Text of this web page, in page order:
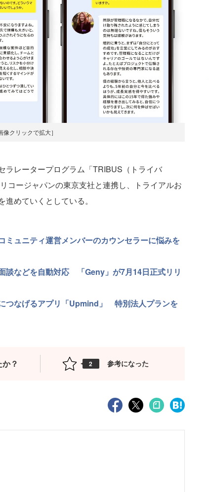
像クリックで拡大］
レータープログラム「TRIBUS（トライバ
コージャパンの東京支社と連携し、トライアルお
めていくとしている。
ュニティ運営メンバーのカウンセラーに悩みを
談などを自動対応 「Geny」が7月14日正式リリ
つなげるアプリ「Upmind」 特別法人プランを
？ 2 参考になった